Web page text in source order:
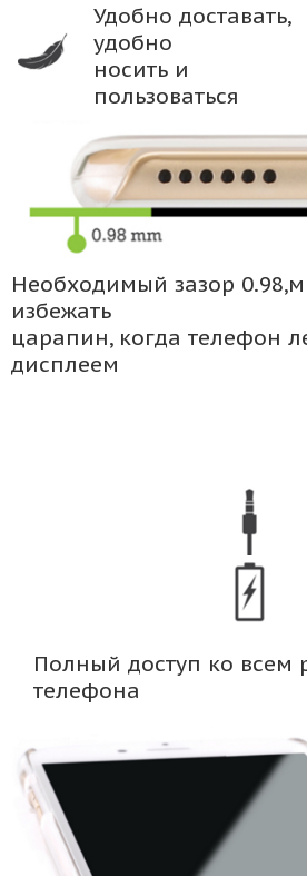
Удобно доставать,
удобно
носить и
пользоваться
Необходимый зазор
избежать
царапин, когда телефон
дисплеем
Полный доступ ко всем
телефона